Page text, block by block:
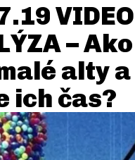
VIDEO
–
alty
ich čas?